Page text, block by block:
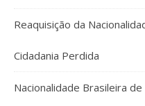
Reaquisição da
Cidadania Perdida
Nacionalidade Brasileira